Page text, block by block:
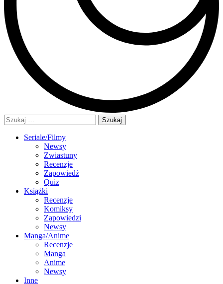
Szukaj:
Seriale/Filmy
Newsy
Zwiastuny
Recenzje
Zapowiedź
Quiz
Książki
Recenzje
Komiksy
Zapowiedzi
Newsy
Manga/Anime
Recenzje
Manga
Anime
Newsy
Inne